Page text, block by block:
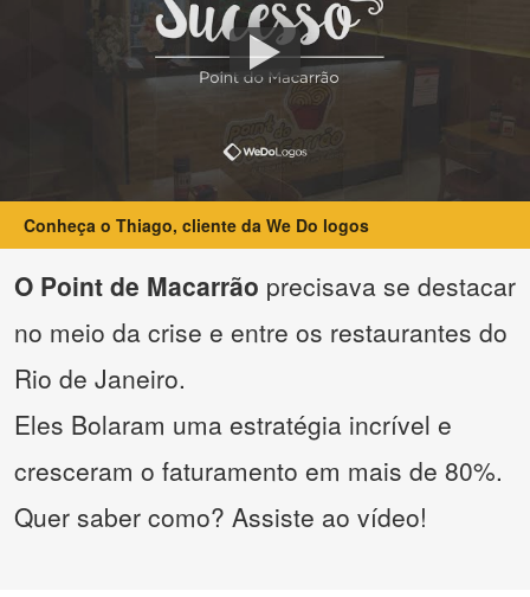
Conheça o Thiago, cliente da We Do logos
O Point de Macarrão precisava se destacar
no meio da crise e entre os restaurantes do
Rio de Janeiro.
Eles Bolaram uma estratégia incrível e
cresceram o faturamento em mais de 80%.
Quer saber como? Assiste ao vídeo!